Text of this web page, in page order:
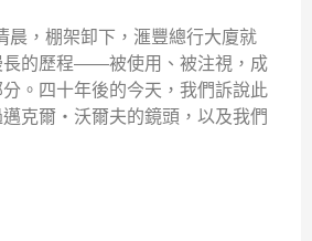
晨，棚架卸下，滙豐總行大廈就
長的歷程——被使用、被注視，成
。四十年後的今天，我們訴說此
克爾・沃爾夫的鏡頭，以及我們